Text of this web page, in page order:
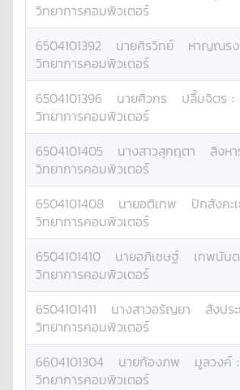
วิทยาการคอมพิวเตอร์
6504101392 นายศิรวิทย์ หาญณร
วิทยาการคอมพิวเตอร์
6504101396 นายศิวกร ปลื้มจิตร :
วิทยาการคอมพิวเตอร์
6504101405 นางสาวสุกฤตา สิงหา
วิทยาการคอมพิวเตอร์
6504101408 นายอติเทพ ปักสังคะ
วิทยาการคอมพิวเตอร์
6504101410 นายอภิเชษฐ์ เทพนัน
วิทยาการคอมพิวเตอร์
6504101411 นางสาวอรัญยา สังปร
วิทยาการคอมพิวเตอร์
6604101304 นายก้องภพ มูลวงค์ :
วิทยาการคอมพิวเตอร์